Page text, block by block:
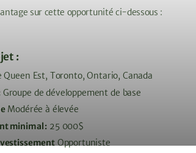
sur cette opportunité ci-dessous :
:
Queen Est, Toronto, Ontario, Canada
Groupe de développement de base
Modérée à élevée
minimal : 25 000$
Opportuniste